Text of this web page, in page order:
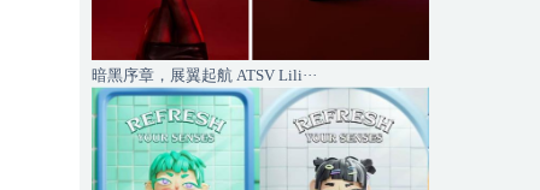
暗黑序章，展翼起航 ATSV Lili···